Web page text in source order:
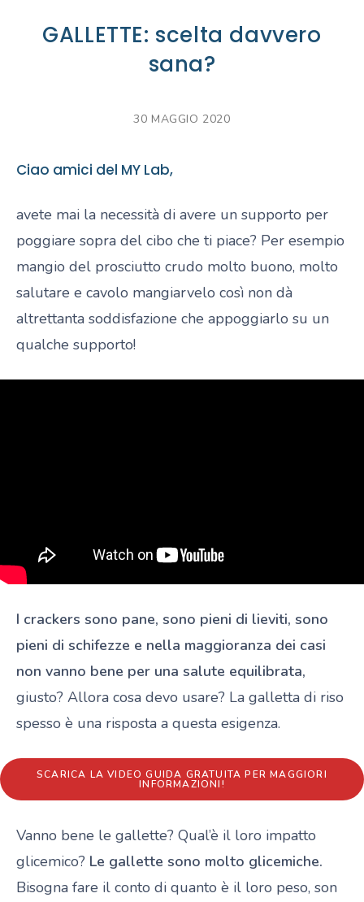
GALLETTE: scelta davvero
sana?
30 MAGGIO 2020
Ciao amici del MY Lab,
avete mai la necessità di avere un supporto per
poggiare sopra del cibo che ti piace? Per esempio
mangio del prosciutto crudo molto buono, molto
salutare e cavolo mangiarvelo così non dà
altrettanta soddisfazione che appoggiarlo su un
qualche supporto!
I crackers sono pane, sono pieni di lieviti, sono
pieni di schifezze e nella maggioranza dei casi
non vanno bene per una salute equilibrata,
giusto? Allora cosa devo usare? La galletta di riso
spesso è una risposta a questa esigenza.
SCARICA LA VIDEO GUIDA GRATUITA PER MAGGIORI
INFORMAZIONI!
Vanno bene le gallette? Qual’è il loro impatto
glicemico? Le gallette sono molto glicemiche.
Bisogna fare il conto di quanto è il loro peso, son